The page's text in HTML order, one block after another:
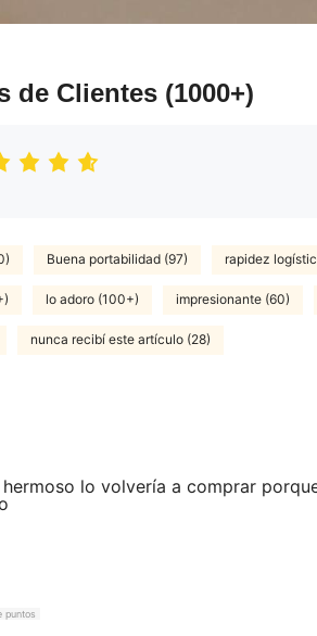
de Clientes (1000+)
Buena portabilidad (97) rapidez
lo adoro (100+) impresionante (60)
nunca recibí este artículo (28)
lo volvería a comprar
puntos